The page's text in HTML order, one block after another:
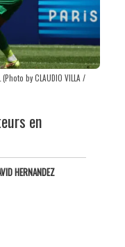
by CLAUDIO VILLA /
en
HERNANDEZ